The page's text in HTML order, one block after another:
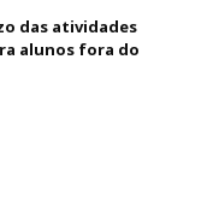
das atividades
alunos fora do